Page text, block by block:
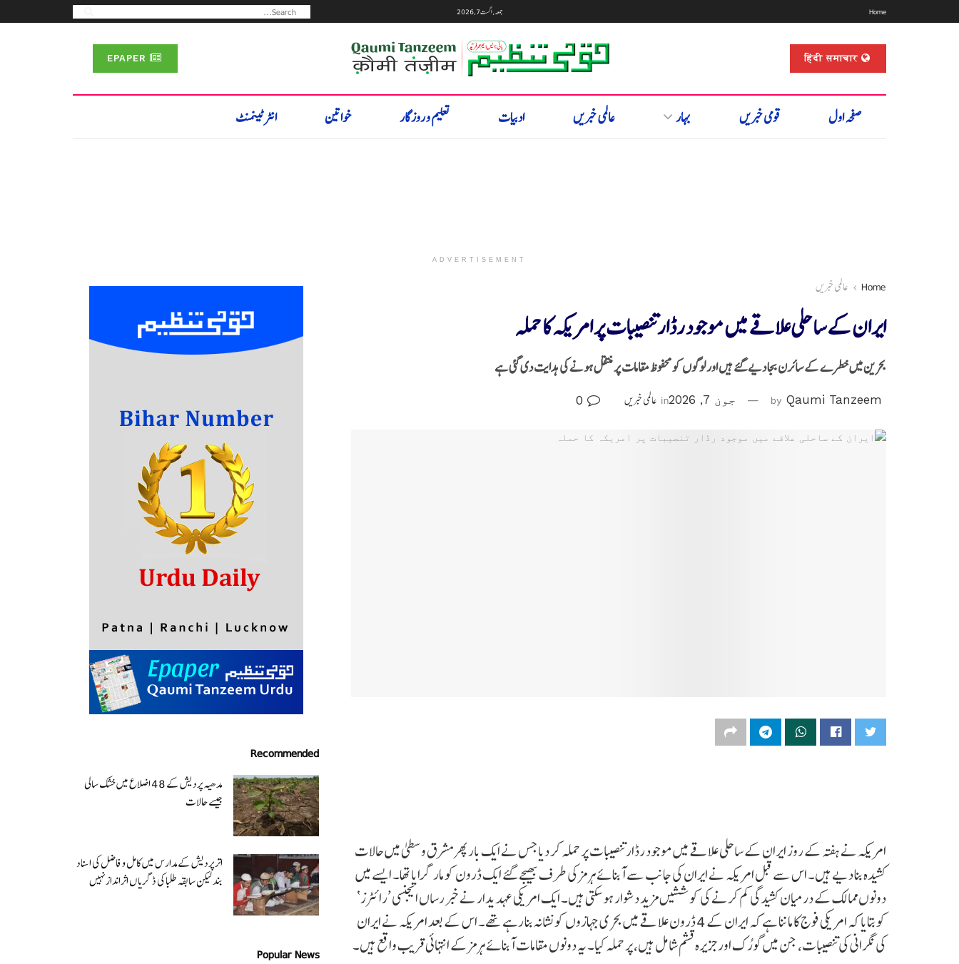
Home جمعہ, اگست 7, 2026
हिंदी समाचार
صفحہ اول قومی خبریں بہار عالمی خبریں ادبیات تعلیم و روزگار خواتین انٹرٹینمنٹ
ADVERTISEMENT
Home عالمی خبریں
ایران کے ساحلی علاقے میں موجود رڈار تنصیبات پر امریکہ کا حملہ
بحرین میں خطرے کے سائرن بجا دیے گئے ہیں اور لوگوں کو محفوظ مقامات پر منتقل ہونے کی ہدایت دی گئی ہے
by Qaumi Tanzeem جون 7, 2026 in عالمی خبریں
امریکہ نے ہفتہ کے روز ایران کے ساحلی علاقے میں موجود رڈار تنصیبات پر حملہ کر دیا جس نے ایک بار پھر مشرق وسطیٰ میں حالات
کشیدہ بنا دیے ہیں۔ اس سے قبل امریکہ نے ایران کی جانب سے آبنائے ہرمز کی طرف بھیجے گئے ایک ڈرون کو مار گرایا تھا۔ ایسے میں
دونوں ممالک کے درمیان کشیدگی کم کرنے کی کوششیں مزید دشوار ہو سکتی ہیں۔ ایک امریکی عہدیدار نے خبر رساں ایجنسی ’رائٹرز‘
کو بتایا کہ امریکی فوج کا ماننا ہے کہ ایران کے 4 ڈرون علاقے میں بحری جہازوں کو نشانہ بنا رہے تھے۔ اس کے بعد امریکہ نے ایران
کی نگرانی کی تنصیبات، جن میں گورُک اور جزیرہ قشم شامل ہیں، پر حملہ کیا۔ یہ دونوں مقامات آبنائے ہرمز کے انتہائی قریب واقع ہیں۔
Recommended
مدھیہ پردیش کے 48 اضلاع میں خشک سالی
جیسے حالات
اتر پردیش کےمدارس میں کامل و فاضل کی اسناد
بند لیکن سابقہ طلبا کی ڈگریا ں اثرانداز نہیں
Popular News